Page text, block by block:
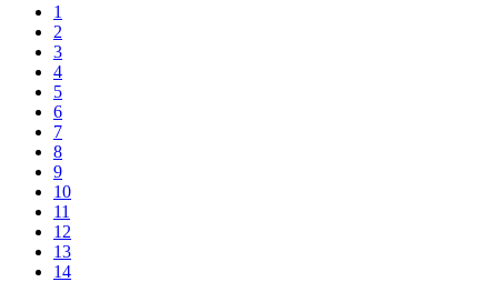
1
2
3
4
5
6
7
8
9
10
11
12
13
14